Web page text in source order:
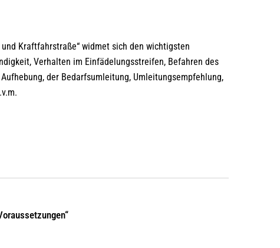
und Kraftfahrstraße“ widmet sich den wichtigsten
Verhalten im Einfädelungsstreifen, Befahren des
der Bedarfsumleitung, Umleitungsempfehlung,